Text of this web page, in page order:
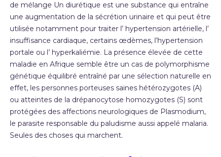
de mélange Un diurétique est une substance qui entraîne
une augmentation de la sécrétion urinaire et qui peut être
utilisée notamment pour traiter l’ hypertension artérielle, l’
insuffisance cardiaque, certains œdèmes, l’hypertension
portale ou l’ hyperkaliémie. La présence élevée de cette
maladie en Afrique semble être un cas de polymorphisme
génétique équilibré entraîné par une sélection naturelle en
effet, les personnes porteuses saines hétérozygotes (A)
ou atteintes de la drépanocytose homozygotes (S) sont
protégées des affections neurologiques de Plasmodium,
le parasite responsable du paludisme aussi appelé malaria.
Seules des choses qui marchent.